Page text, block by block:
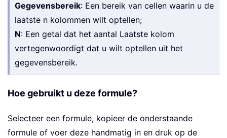
Gegevensbereik: Een bereik van cellen waarin u de
laatste n kolommen wilt optellen;
N: Een getal dat het aantal Laatste kolom
vertegenwoordigt dat u wilt optellen uit het
gegevensbereik.
Hoe gebruikt u deze formule?
Selecteer een formule, kopieer de onderstaande
formule of voer deze handmatig in en druk op de